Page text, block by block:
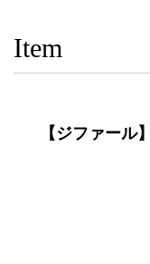
Item
【ジファール